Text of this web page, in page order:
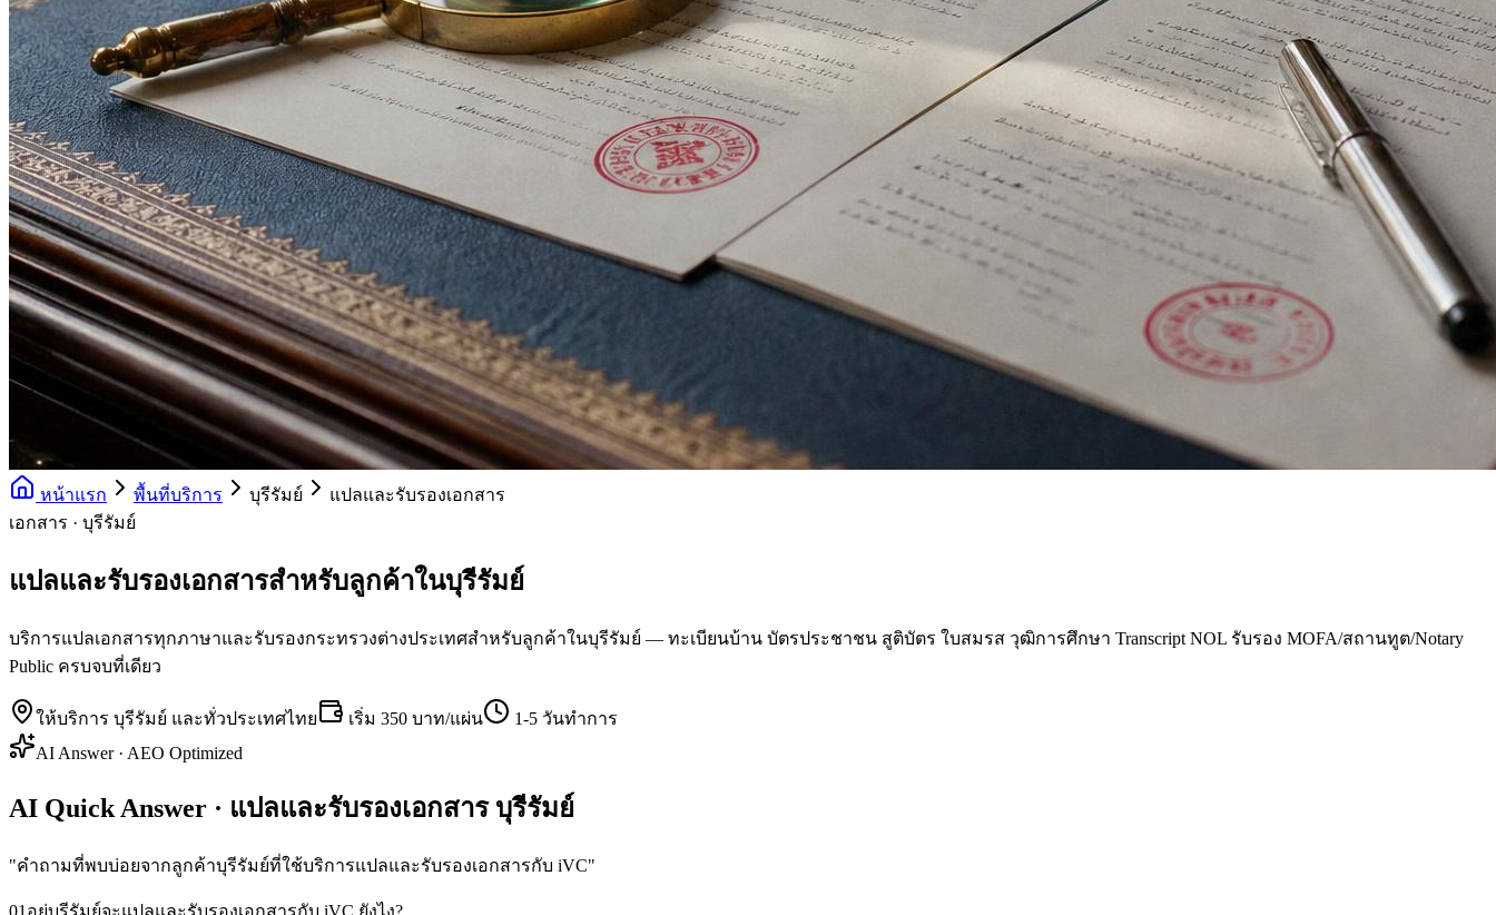
หน้าแรก พื้นที่บริการ บุรีรัมย์
แปลและรับรองเอกสาร
เอกสาร · บุรีรัมย์
แปลและรับรองเอกสารสำหรับลูกค้าในบุรีรัมย์
บริการแปลเอกสารทุกภาษาและรับรองกระทรวงต่างประเทศสำหรับลูกค้าในบุรีรัมย์ — ทะเบียนบ้าน บัตรประชาชน สูติบัตร ใบสมรส วุฒิการศึกษา Transcript NOL รับรอง MOFA/สถานทูต/Notary
Public ครบจบที่เดียว
ให้บริการ บุรีรัมย์ และทั่วประเทศไทย เริ่ม 350 บาท/แผ่น
1-5 วันทำการ
AI Answer · AEO Optimized
AI Quick Answer · แปลและรับรองเอกสาร บุรีรัมย์
"คำถามที่พบบ่อยจากลูกค้าบุรีรัมย์ที่ใช้บริการแปลและรับรองเอกสารกับ iVC"
01 อยู่บุรีรัมย์จะแปลและรับรองเอกสารกับ iVC ยังไง?